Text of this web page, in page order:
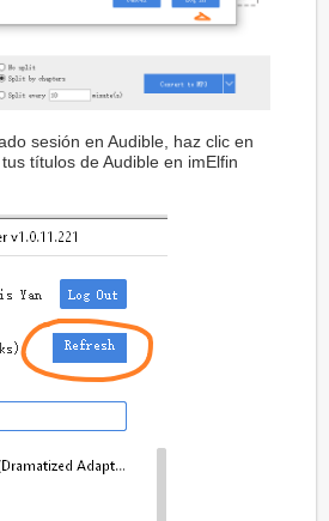
sesión en Audible, haz clic en
títulos de Audible en imElfin